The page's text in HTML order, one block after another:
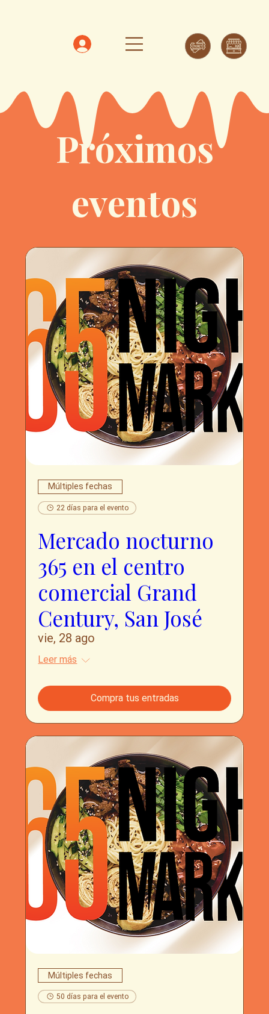
Próximos
eventos
Múltiples fechas
22 días para el evento
Mercado nocturno
365 en el centro
comercial Grand
Century, San José
vie, 28 ago
Leer más
Compra tus entradas
Múltiples fechas
50 días para el evento